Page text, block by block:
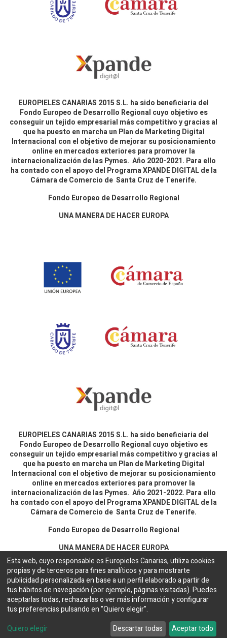
EUROPIELES CANARIAS 2015 S.L. ha sido beneficiaria del
Fondo Europeo de Desarrollo Regional cuyo objetivo es
conseguir un tejido empresarial más competitivo y gracias al
que ha puesto en marcha un Plan de Marketing Digital
Internacional con el objetivo de mejorar su posicionamiento
online en mercados exteriores para promover la
internacionalización de las Pymes. Año 2020-2021. Para ello
ha contado con el apoyo del Programa XPANDE DIGITAL de la
Cámara de Comercio de Santa Cruz de Tenerife.
Fondo Europeo de Desarrollo Regional
UNA MANERA DE HACER EUROPA
EUROPIELES CANARIAS 2015 S.L. ha sido beneficiaria del
Fondo Europeo de Desarrollo Regional cuyo objetivo es
conseguir un tejido empresarial más competitivo y gracias al
que ha puesto en marcha un Plan de Marketing Digital
Internacional con el objetivo de mejorar su posicionamiento
online en mercados exteriores para promover la
internacionalización de las Pymes. Año 2021-2022. Para ello
ha contado con el apoyo del Programa XPANDE DIGITAL de la
Cámara de Comercio de Santa Cruz de Tenerife.
Fondo Europeo de Desarrollo Regional
UNA MANERA DE HACER EUROPA
Aviso legal y política de privacidad
Copyright © EUROPIELES CANARIAS 2015 S.L.
Web desarrollada porBakata Solutions
Esta web, cuyo responsable es Europieles Canarias, utiliza cookies
propias y de terceros para fines analíticos y para mostrarte
publicidad personalizada en base a un perfil elaborado a partir de
tus hábitos de navegación (por ejemplo, páginas visitadas). Puedes
aceptarlas todas, rechazarlas o ver más información y configurar
tus preferencias pulsando en "Quiero elegir".
Quiero elegir
Descartar todas Aceptar todo